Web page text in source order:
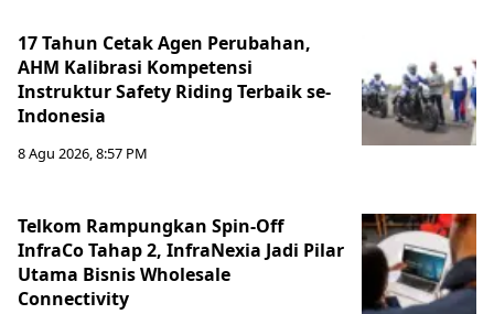
17 Tahun Cetak Agen Perubahan,
AHM Kalibrasi Kompetensi
Instruktur Safety Riding Terbaik se-
Indonesia
8 Agu 2026, 8:57 PM
Telkom Rampungkan Spin-Off
InfraCo Tahap 2, InfraNexia Jadi Pilar
Utama Bisnis Wholesale
Connectivity